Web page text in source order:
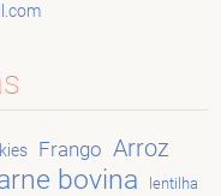
l.com
Frango Arroz
bovina
lentilha